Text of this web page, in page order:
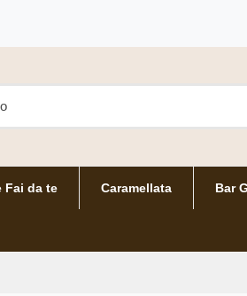
Fai da te Caramellata Bar